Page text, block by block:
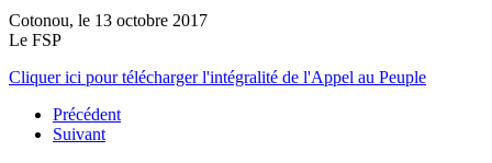
Cotonou, le 13 octobre 2017
Le FSP
Cliquer ici pour télécharger l'intégralité de l'Appel au Peuple
Précédent
Suivant